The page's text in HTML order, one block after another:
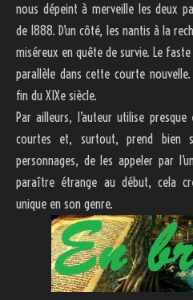
nous dépeint à merveille les deux
de 1888. D’un côté, les nantis à la
miséreux en quête de survie. Le
parallèle dans cette courte
fin du XIXe siècle.
Par ailleurs, l’auteur utilise
courtes et, surtout, prend bien
personnages, de les appeler par
paraître étrange au début, cela
unique en son genre.